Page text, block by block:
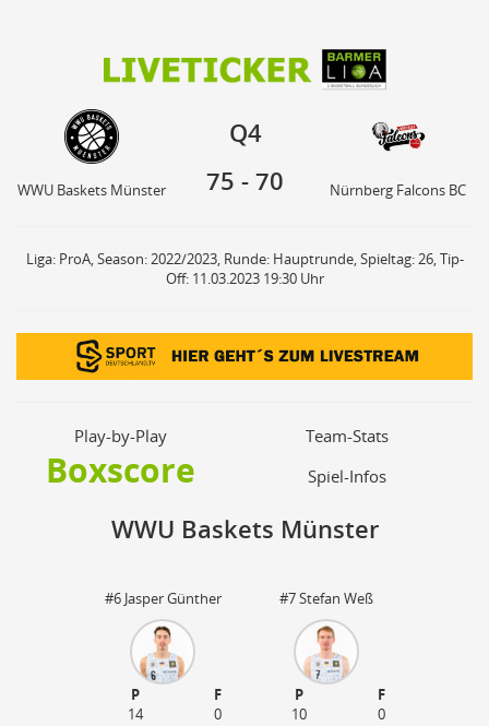
WWU Baskets Münster Nürnberg Falcons BC
Q4
75 - 70
WWU Baskets Münster Nürnberg Falcons BC
Liga: ProA, Season: 2022/2023, Runde: Hauptrunde, Spieltag: 26, Tip-
Off: 11.03.2023 19:30 Uhr
Play-by-Play Team-Stats
Boxscore Spiel-Infos
WWU Baskets Münster
#6 Jasper Günther
P
F
14
0
#7 Stefan Weß
P
F
10
0